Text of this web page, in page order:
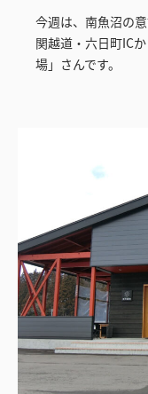
今週は、南魚沼の
関越道・六日町IC
場」さんです。